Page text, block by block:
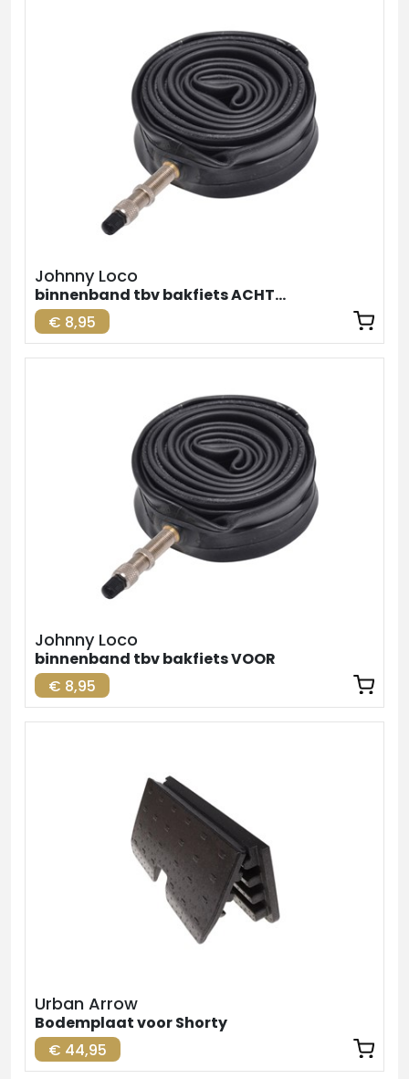
Johnny Loco
binnenband tbv bakfiets ACHTER
€ 8,95
Johnny Loco
binnenband tbv bakfiets VOOR
€ 8,95
Urban Arrow
Bodemplaat voor Shorty
€ 44,95